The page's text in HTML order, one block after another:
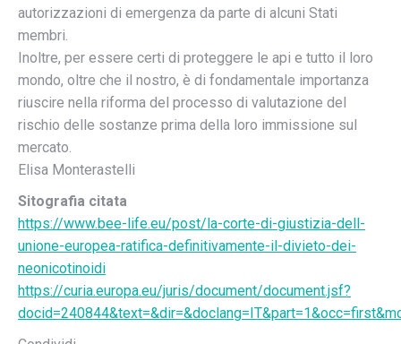
autorizzazioni di emergenza da parte di alcuni Stati
membri.
Inoltre, per essere certi di proteggere le api e tutto il loro
mondo, oltre che il nostro, è di fondamentale importanza
riuscire nella riforma del processo di valutazione del
rischio delle sostanze prima della loro immissione sul
mercato.
Elisa Monterastelli
Sitografia citata
https://www.bee-life.eu/post/la-corte-di-giustizia-dell-
unione-europea-ratifica-definitivamente-il-divieto-dei-
neonicotinoidi
https://curia.europa.eu/juris/document/document.jsf?